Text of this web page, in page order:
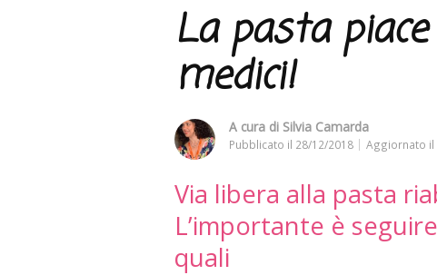
La pasta
medici!
A cura di Silvia Camarda
Pubblicato il 28/12/2018 Aggiornato il
Via libera alla pasta
L’importante è
quali